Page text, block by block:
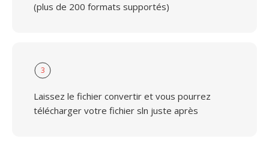
(plus de 200 formats supportés)
3
Laissez le fichier convertir et vous pourrez
télécharger votre fichier sln juste après